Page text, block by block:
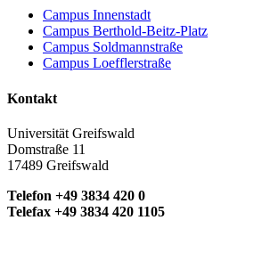
Campus Innenstadt
Campus Berthold-Beitz-Platz
Campus Soldmannstraße
Campus Loefflerstraße
Kontakt
Universität Greifswald
Domstraße 11
17489 Greifswald
Telefon +49 3834 420 0
Telefax +49 3834 420 1105